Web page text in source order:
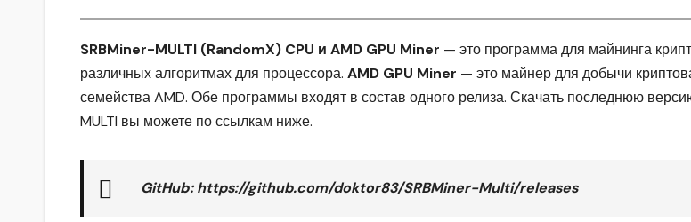
SRBMiner-MULTI (RandomX) CPU и AMD GPU Miner — это программа для майнинга
различных алгоритмах для процессора. AMD GPU Miner — это майнер для добычи
семейства AMD. Обе программы входят в состав одного релиза. Скачать последнюю
MULTI вы можете по ссылкам ниже.
GitHub:https://github.com/doktor83/SRBMiner-Multi/releases